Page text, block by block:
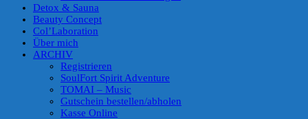
Detox & Sauna
Beauty Concept
Col’Laboration
Über mich
ARCHIV
Registrieren
SoulFort Spirit Adventure
TOMAI – Music
Gutschein bestellen/abholen
Kasse Online